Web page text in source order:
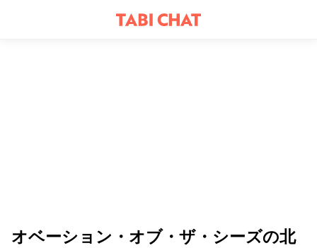
オベーション・オブ・ザ・シーズの北